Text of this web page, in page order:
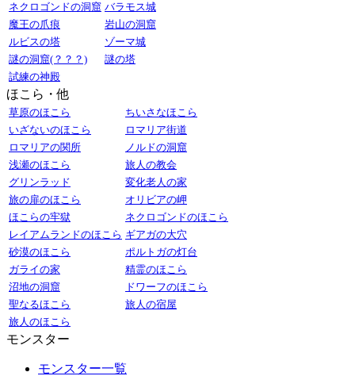
ネクロゴンドの洞窟 バラモス城
魔王の爪痕
岩山の洞窟
ルビスの塔
ゾーマ城
謎の洞窟(？？？)
謎の塔
試練の神殿
ほこら・他
草原のほこら
ちいさなほこら
いざないのほこら
ロマリア街道
ロマリアの関所
ノルドの洞窟
浅瀬のほこら
旅人の教会
グリンラッド
変化老人の家
旅の扉のほこら
オリビアの岬
ほこらの牢獄
ネクロゴンドのほこら
レイアムランドのほこら ギアガの大穴
砂漠のほこら
ポルトガの灯台
ガライの家
精霊のほこら
沼地の洞窟
ドワーフのほこら
聖なるほこら
旅人の宿屋
旅人のほこら
モンスター
モンスター一覧